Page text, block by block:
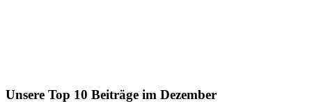
Unsere Top 10 Beiträge im Dezember